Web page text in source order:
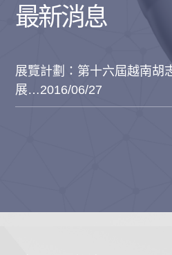
最新消息
展覽計劃：第十六屆越南胡
展…2016/06/27